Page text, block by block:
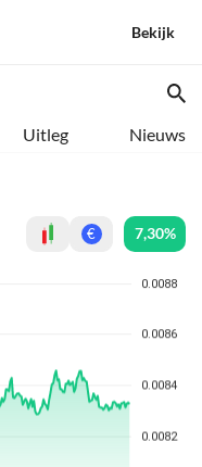
Bekijk
Uitleg Nieuws
€ 7,30%